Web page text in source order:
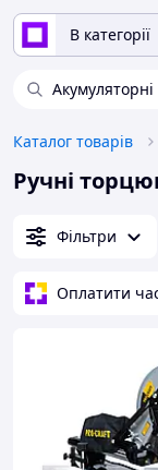
В категорії
Каталог товарів
Ручні
Фільтри
Оплатити